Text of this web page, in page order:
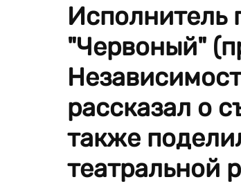
Исполнитель
"Червоный"
рассказал о
также
театральной